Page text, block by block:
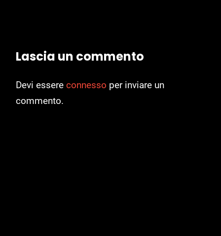
Lascia un commento
Devi essere connesso per inviare un
commento.